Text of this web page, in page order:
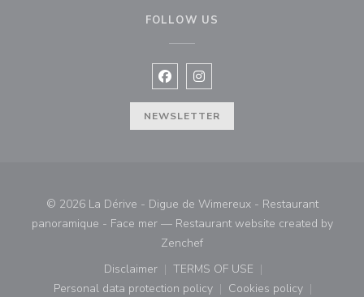
FOLLOW US
Facebook ((opens in a new
Instagram ((opens in a new
NEWSLETTER
© 2026 La Dérive - Digue de Wimereux - Restaurant
panoramique - Face mer — Restaurant website created by
Zenchef((opens in a new window))
Disclaimer
((opens in a new window))
TERMS OF USE
((opens in a new window))
Personal data protection policy Cookies policy